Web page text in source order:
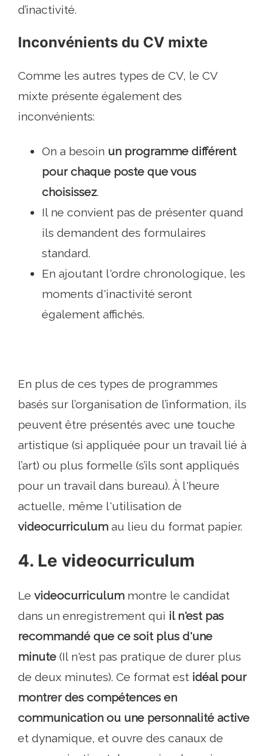
d’inactivité.
Inconvénients du CV mixte
Comme les autres types de CV, le CV
mixte présente également des
inconvénients:
On a besoin un programme différent
pour chaque poste que vous
choisissez.
Il ne convient pas de présenter quand
ils demandent des formulaires
standard.
En ajoutant l'ordre chronologique, les
moments d'inactivité seront
également affichés.
En plus de ces types de programmes
basés sur l’organisation de l’information, ils
peuvent être présentés avec une touche
artistique (si appliquée pour un travail lié à
l’art) ou plus formelle (s’ils sont appliqués
pour un travail dans bureau). À l'heure
actuelle, même l'utilisation de
videocurriculum au lieu du format papier.
4. Le videocurriculum
Le videocurriculum montre le candidat
dans un enregistrement qui il n'est pas
recommandé que ce soit plus d'une
minute (Il n'est pas pratique de durer plus
de deux minutes). Ce format est idéal pour
montrer des compétences en
communication ou une personnalité active
et dynamique, et ouvre des canaux de